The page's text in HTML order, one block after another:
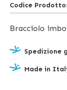
Codice Prodotto
Bracciolo
Spedizione
Made in